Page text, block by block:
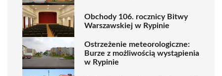
Obchody 106. rocznicy Bitwy
Warszawskiej w Rypinie
Ostrzeżenie meteorologiczne:
Burze z możliwością wystąpienia
w Rypinie